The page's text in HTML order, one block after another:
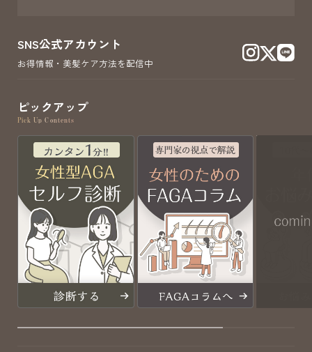
SNS公式アカウント
お得情報・美髪ケア方法を配信中
ピックアップ
Pick Up Contents